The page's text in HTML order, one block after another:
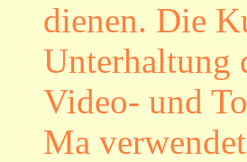
dienen. Die
Unterhaltung
Video- und
Ma